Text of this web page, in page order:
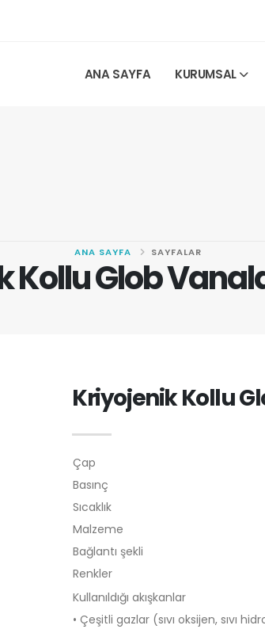
ANA SAYFA KURUMSAL
Kollu Glob
ANA SAYFA SAYFALAR
Kriyojenik Kollu
Çap
Basınç
Sıcaklık
Malzeme
Bağlantı şekli
Renkler
Kullanıldığı akışkanlar
• Çeşitli gazlar (sıvı oksijen, sıvı